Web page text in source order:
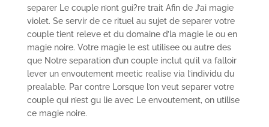
separer Le couple n’ont gui?re trait Afin de J’ai magie
violet. Se servir de ce rituel au sujet de separer votre
couple tient releve et du domaine d’la magie le ou en
magie noire. Votre magie le est utilisee ou autre des
que Notre separation d’un couple inclut qu’il va falloir
lever un envoutement meetic realise via l’individu du
prealable. Par contre Lorsque l’on veut separer votre
couple qui n’est gu lie avec Le envoutement, on utilise
ce magie noire.